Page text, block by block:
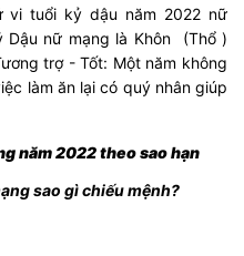
vi tuổi kỷ dậu năm 2022 nữ
Dậu nữ mạng là Khôn (Thổ )
trợ - Tốt: Một năm không
làm ăn lại có quý nhân giúp
năm 2022 theo sao hạn
sao gì chiếu mệnh?